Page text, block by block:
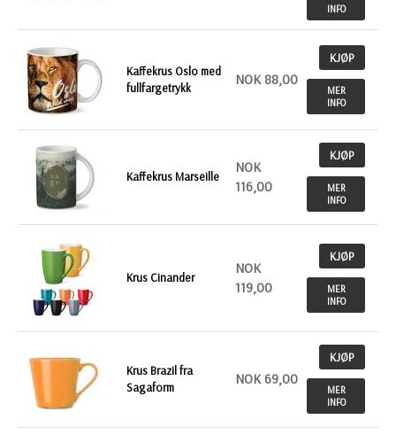
INFO
Kaffekrus Oslo med
fullfargetrykk
NOK 88,00
KJØP
MER
INFO
Kaffekrus Marseille
NOK
116,00
KJØP
MER
INFO
Krus Cinander
NOK
119,00
KJØP
MER
INFO
Krus Brazil fra
Sagaform
NOK 69,00
KJØP
MER
INFO